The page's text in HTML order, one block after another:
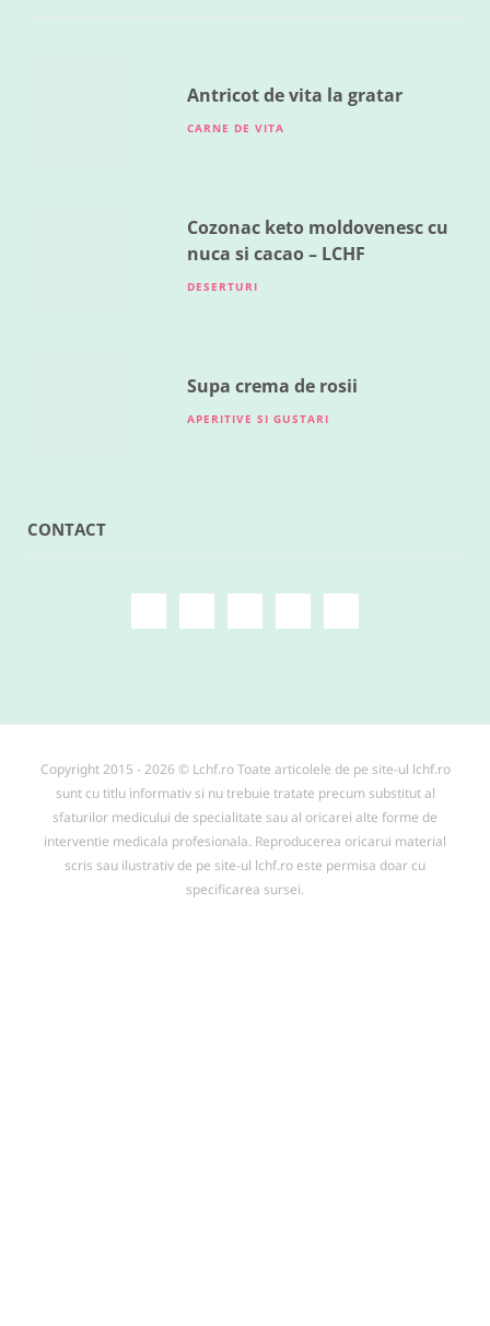
MAI 18, 2016
Antricot de vita la gratar
CARNE DE VITA
Cozonac keto moldovenesc cu
nuca si cacao – LCHF
DESERTURI
Supa crema de rosii
APERITIVE SI GUSTARI
CONTACT
Copyright 2015 - 2026 © Lchf.ro Toate articolele de pe site-ul lchf.ro
sunt cu titlu informativ si nu trebuie tratate precum substitut al
sfaturilor medicului de specialitate sau al oricarei alte forme de
interventie medicala profesionala. Reproducerea oricarui material
scris sau ilustrativ de pe site-ul lchf.ro este permisa doar cu
specificarea sursei.